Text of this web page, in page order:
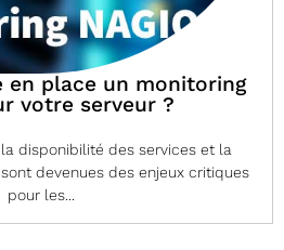
en place un monitoring
votre serveur ?
disponibilité des services et la
devenues des enjeux critiques
pour les...